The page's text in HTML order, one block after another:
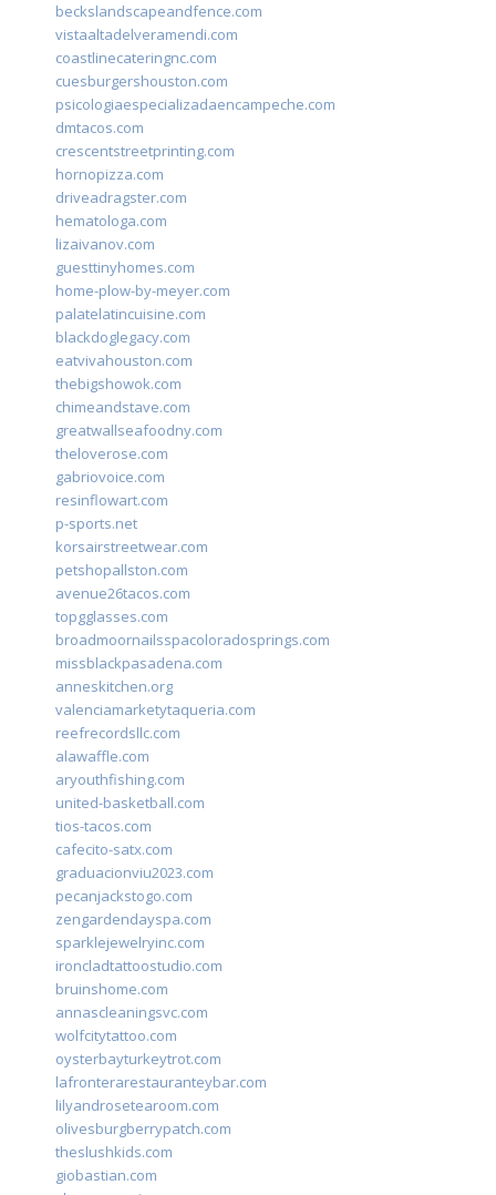
beckslandscapeandfence.com
vistaaltadelveramendi.com
coastlinecateringnc.com
cuesburgershouston.com
psicologiaespecializadaencampeche.com
dmtacos.com
crescentstreetprinting.com
hornopizza.com
driveadragster.com
hematologa.com
lizaivanov.com
guesttinyhomes.com
home-plow-by-meyer.com
palatelatincuisine.com
blackdoglegacy.com
eatvivahouston.com
thebigshowok.com
chimeandstave.com
greatwallseafoodny.com
theloverose.com
gabriovoice.com
resinflowart.com
p-sports.net
korsairstreetwear.com
petshopallston.com
avenue26tacos.com
topgglasses.com
broadmoornailsspacoloradosprings.com
missblackpasadena.com
anneskitchen.org
valenciamarketytaqueria.com
reefrecordsllc.com
alawaffle.com
aryouthfishing.com
united-basketball.com
tios-tacos.com
cafecito-satx.com
graduacionviu2023.com
pecanjackstogo.com
zengardendayspa.com
sparklejewelryinc.com
ironcladtattoostudio.com
bruinshome.com
annascleaningsvc.com
wolfcitytattoo.com
oysterbayturkeytrot.com
lafronterarestauranteybar.com
lilyandrosetearoom.com
olivesburgberrypatch.com
theslushkids.com
giobastian.com